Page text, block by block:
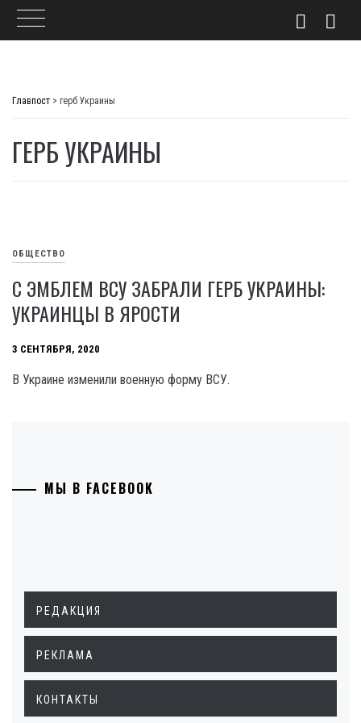
Главпост > герб Украины
ГЕРБ УКРАИНЫ
ОБЩЕСТВО
С ЭМБЛЕМ ВСУ ЗАБРАЛИ ГЕРБ УКРАИНЫ:
УКРАИНЦЫ В ЯРОСТИ
3 СЕНТЯБРЯ, 2020
В Украине изменили военную форму ВСУ.
МЫ В FACEBOOK
РЕДАКЦИЯ
РЕКЛАМА
КОНТАКТЫ